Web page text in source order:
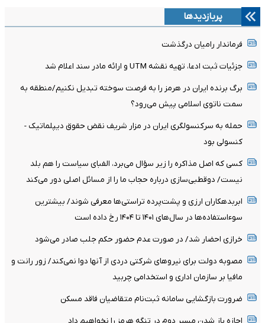
پربازدیدها
فرماندار رامیان درگذشت
جزئیات ثبت ادعا، تهیه نقشه UTM و ارائه مادر سند اعلام شد
برگ برنده ایران در هرمز را به فرصت سوخته تبدیل نکنیم/منطقه به
سمت ناتوی اسلامی پیش می‌رود؟
حمله به سرکنسولگری ایران در مزار شریف نقض حقوق دیپلماتیک -
کنسولی بود
کسی که اصل مذاکره را زیر سؤال می‌برد، الفبای سیاست را هم بلد
نیست/ دوقطبی‌سازی درباره حجاب ما را از مسائل اصلی دور می‌کند
ابربدهکاران ارزی و پشت‌پرده تراستی‌ها معرفی شوند/ بیشترین
سوءاستفاده‌ها در سال‌های ۱۴۰۱ تا ۱۴۰۴ رخ داده است
خرازی احضار شد/ در صورت عدم حضور حکم جلب صادر می‌شود
مصوبه دولت برای نیروهای شرکتی دردی از آنها دوا نمی‌کند/ زور رانت و
مافیا بر سازمان اداری و استخدامی چربید
ضرورت بازگشایی سامانه ثبت‌نام متقاضیان فاقد مسکن